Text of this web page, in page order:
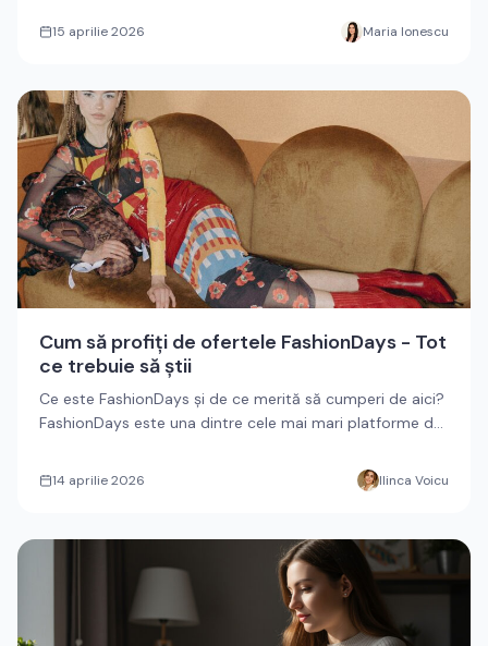
15 aprilie 2026 Maria Ionescu
Cum să profiți de ofertele FashionDays - Tot
ce trebuie să știi
Ce este FashionDays și de ce merită să cumperi de aici?
FashionDays este una dintre cele mai mari platforme de
14 aprilie 2026 Ilinca Voicu